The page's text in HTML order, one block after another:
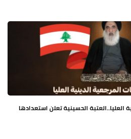
العليا..العتبة الحسينية تعلن استعدادها